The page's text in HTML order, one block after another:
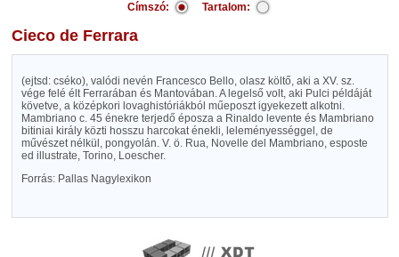
Címszó: Tartalom:
Cieco de Ferrara
(ejtsd: cséko), valódi nevén Francesco Bello, olasz költő, aki a XV. sz.
vége felé élt Ferrarában és Mantovában. A legelső volt, aki Pulci példáját
követve, a középkori lovaghistóriákból műeposzt igyekezett alkotni.
Mambriano c. 45 énekre terjedő éposza a Rinaldo levente és Mambriano
bitiniai király közti hosszu harcokat énekli, leleményességgel, de
művészet nélkül, pongyolán. V. ö. Rua, Novelle del Mambriano, esposte
ed illustrate, Torino, Loescher.
Forrás: Pallas Nagylexikon